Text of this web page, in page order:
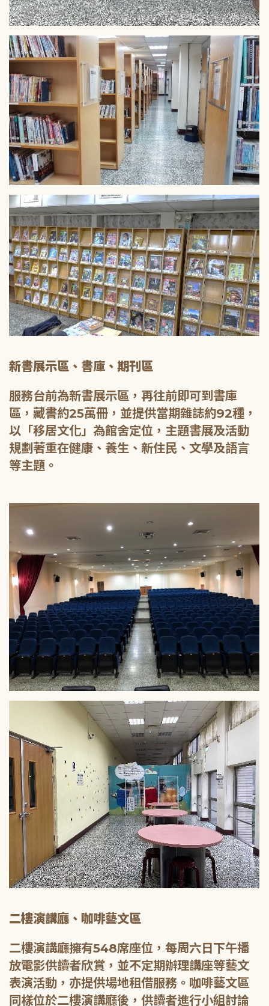
新書展示區、書庫、期刊區
服務台前為新書展示區，再往前即可到書庫
區，藏書約25萬冊，並提供當期雜誌約92種，
以「移居文化」為館舍定位，主題書展及活動
規劃著重在健康、養生、新住民、文學及語言
等主題。
二樓演講廳、咖啡藝文區
二樓演講廳擁有548席座位，每周六日下午播
放電影供讀者欣賞，並不定期辦理講座等藝文
表演活動，亦提供場地租借服務。咖啡藝文區
同樣位於二樓演講廳後，供讀者進行小組討論